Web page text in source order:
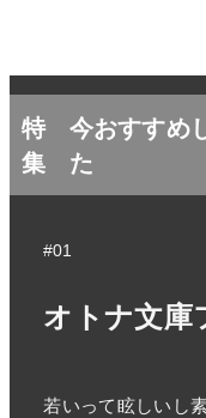
特
集
今おすすめ
た
#01
オトナ文庫
若いって眩しいし